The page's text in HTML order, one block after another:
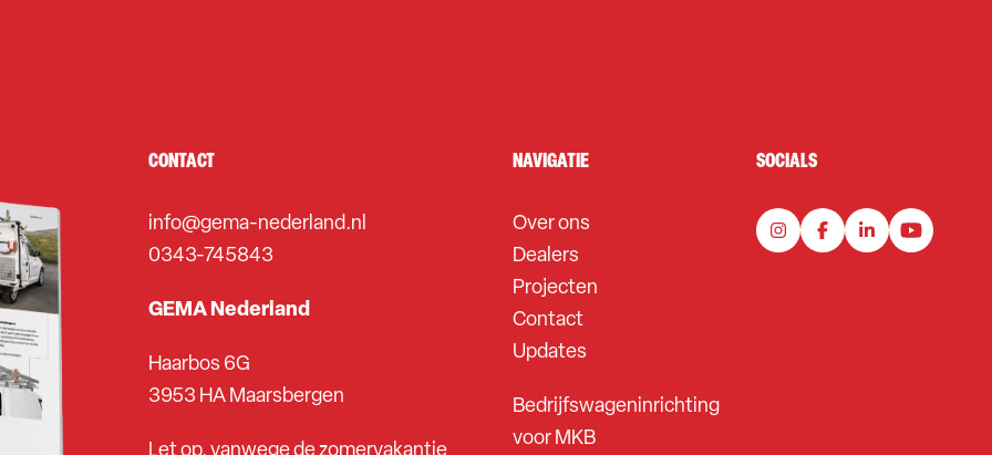
CONTACT
info@gema-nederland.nl
0343-745843
GEMA Nederland
Haarbos 6G
3953 HA Maarsbergen
NAVIGATIE
Over ons
Dealers
Projecten
Contact
Updates
Bedrijfswageninrichting
voor MKB
SOCIALS